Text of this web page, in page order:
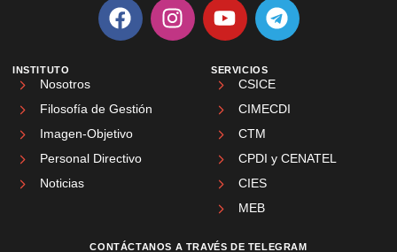
INSTITUTO
Nosotros
Filosofía de Gestión
Imagen-Objetivo
Personal Directivo
Noticias
SERVICIOS
CSICE
CIMECDI
CTM
CPDI y CENATEL
CIES
MEB
CONTÁCTANOS A TRAVÉS DE TELEGRAM